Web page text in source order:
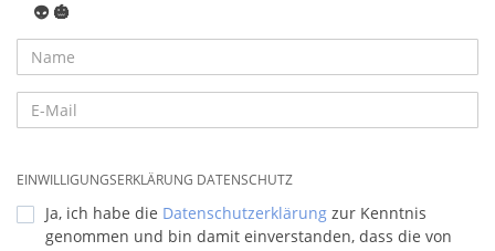
👽 🎃
EINWILLIGUNGSERKLÄRUNG DATENSCHUTZ
Ja, ich habe die Datenschutzerklärung zur Kenntnis
genommen und bin damit einverstanden, dass die von